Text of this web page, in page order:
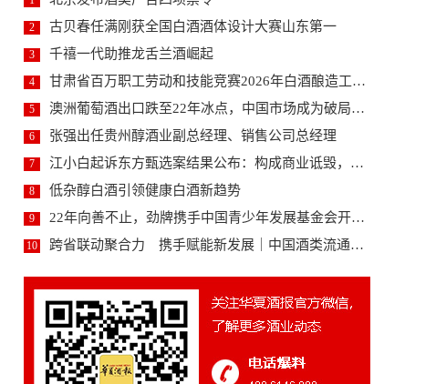
2 古贝春任满刚获全国白酒酒体设计大赛山东第一
3 千禧一代助推龙舌兰酒崛起
4 甘肃省百万职工劳动和技能竞赛2026年白酒酿造工职...
5 澳洲葡萄酒出口跌至22年冰点，中国市场成为破局关键...
6 张强出任贵州醇酒业副总经理、销售公司总经理
7 江小白起诉东方甄选案结果公布：构成商业诋毁，赔偿3...
8 低杂醇白酒引领健康白酒新趋势
9 22年向善不止，劲牌携手中国青少年发展基金会开启未...
10 跨省联动聚合力 携手赋能新发展｜中国酒类流通协会、...